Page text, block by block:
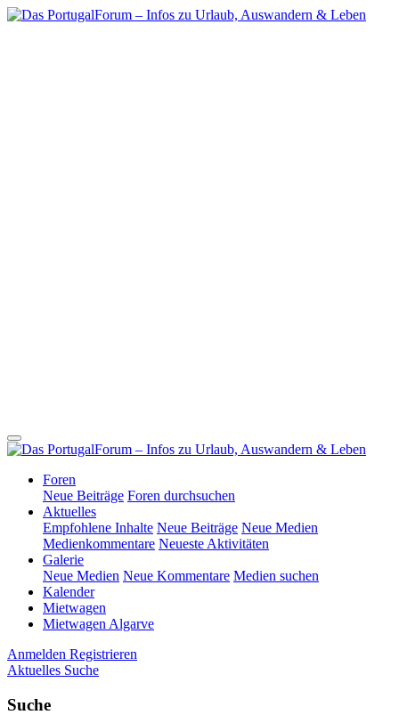
Foren
Neue Beiträge Foren durchsuchen
Aktuelles
Empfohlene Inhalte Neue Beiträge Neue Medien
Medienkommentare Neueste Aktivitäten
Galerie
Neue Medien Neue Kommentare Medien suchen
Kalender
Mietwagen
Mietwagen Algarve
Anmelden Registrieren
Aktuelles Suche
Suche